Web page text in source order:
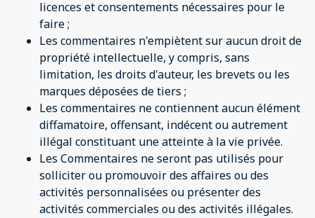
licences et consentements nécessaires pour le
faire ;
Les commentaires n'empiètent sur aucun droit de
propriété intellectuelle, y compris, sans
limitation, les droits d'auteur, les brevets ou les
marques déposées de tiers ;
Les commentaires ne contiennent aucun élément
diffamatoire, offensant, indécent ou autrement
illégal constituant une atteinte à la vie privée.
Les Commentaires ne seront pas utilisés pour
solliciter ou promouvoir des affaires ou des
activités personnalisées ou présenter des
activités commerciales ou des activités illégales.